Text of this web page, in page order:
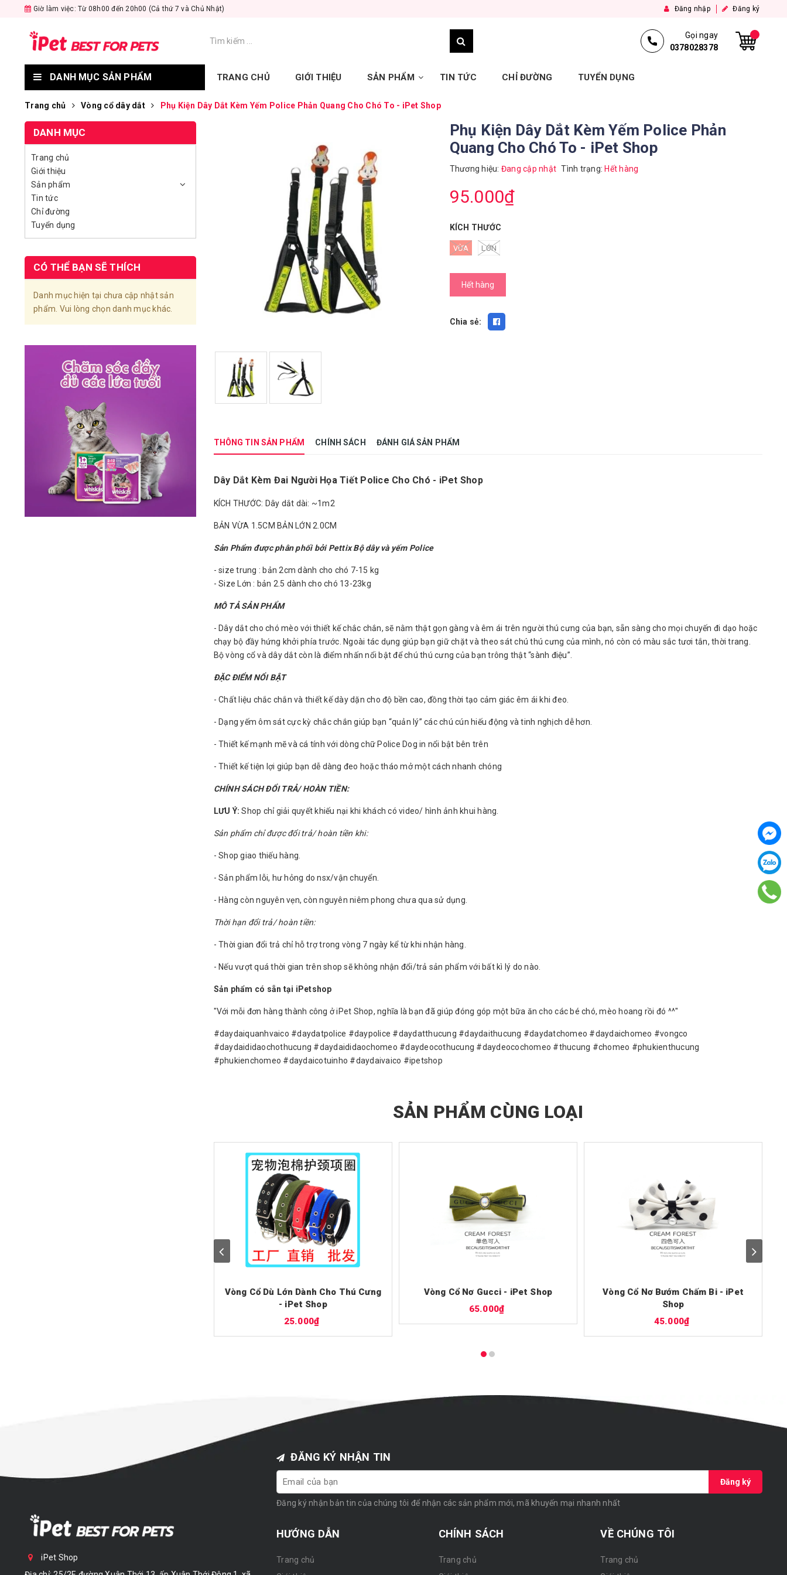
Giờ làm việc: Từ 08h00 đến 20h00 (Cả thứ 7 và Chủ Nhật) Đăng nhập Đăng ký
Gọi ngay
0378028378
DANH MỤC SẢN PHẨM TRANG CHỦ GIỚI THIỆU SẢN PHẨM TIN TỨC CHỈ ĐƯỜNG TUYỂN DỤNG
Trang chủ Vòng cổ dây dắt Phụ Kiện Dây Dắt Kèm Yếm Police Phản Quang Cho Chó To - iPet Shop
Phụ Kiện Dây Dắt Kèm Yếm Police Phản
Quang Cho Chó To - iPet Shop
Thương hiệu: Đang cập nhật Tình trạng: Hết hàng
95.000₫
KÍCH THƯỚC
VỪA LỚN
Hết hàng
Chia sẻ:
THÔNG TIN SẢN PHẨM CHÍNH SÁCH ĐÁNH GIÁ SẢN PHẨM
Dây Dắt Kèm Đai Người Họa Tiết Police Cho Chó - iPet Shop
KÍCH THƯỚC: Dây dắt dài: ~1m2
BẢN VỪA 1.5CM BẢN LỚN 2.0CM
Sản Phẩm được phân phối bởi Pettix Bộ dây và yếm Police
- size trung : bản 2cm dành cho chó 7-15 kg
- Size Lớn : bản 2.5 dành cho chó 13-23kg
MÔ TẢ SẢN PHẨM
- Dây dắt cho chó mèo với thiết kế chắc chắn, sẽ nằm thật gọn gàng và êm ái trên người thú cưng của bạn, sẵn sàng cho mọi chuyến đi dạo hoặc
chạy bộ đầy hứng khởi phía trước. Ngoài tác dụng giúp bạn giữ chặt và theo sát chú thú cưng của mình, nó còn có màu sắc tươi tắn, thời trang.
Bộ vòng cổ và dây dắt còn là điểm nhấn nổi bật để chú thú cưng của bạn trông thật “sành điệu”.
ĐẶC ĐIỂM NỔI BẬT
- Chất liệu chắc chắn và thiết kế dày dặn cho độ bền cao, đồng thời tạo cảm giác êm ái khi đeo.
- Dạng yếm ôm sát cực kỳ chắc chắn giúp bạn “quản lý” các chú cún hiếu động và tinh nghịch dễ hơn.
- Thiết kế mạnh mẽ và cá tính với dòng chữ Police Dog in nổi bật bên trên
- Thiết kế tiện lợi giúp bạn dễ dàng đeo hoặc tháo mở một cách nhanh chóng
CHÍNH SÁCH ĐỔI TRẢ/ HOÀN TIỀN:
LƯU Ý: Shop chỉ giải quyết khiếu nại khi khách có video/ hình ảnh khui hàng.
Sản phẩm chỉ được đổi trả/ hoàn tiền khi:
- Shop giao thiếu hàng.
- Sản phẩm lỗi, hư hỏng do nsx/vận chuyển.
- Hàng còn nguyên vẹn, còn nguyên niêm phong chưa qua sử dụng.
Thời hạn đổi trả/ hoàn tiền:
- Thời gian đổi trả chỉ hỗ trợ trong vòng 7 ngày kể từ khi nhận hàng.
- Nếu vượt quá thời gian trên shop sẽ không nhận đổi/trả sản phẩm với bất kì lý do nào.
Sản phẩm có sẵn tại iPetshop
"Với mỗi đơn hàng thành công ở iPet Shop, nghĩa là bạn đã giúp đóng góp một bữa ăn cho các bé chó, mèo hoang rồi đó ^^"
#daydaiquanhvaico #daydatpolice #daypolice #daydatthucung #daydaithucung #daydatchomeo #daydaichomeo #vongco
#daydaididaochothucung #daydaididaochomeo #daydeocothucung #daydeocochomeo #thucung #chomeo #phukienthucung
#phukienchomeo #daydaicotuinho #daydaivaico #ipetshop
SẢN PHẨM CÙNG LOẠI
Vòng Cổ Dù Lớn Dành Cho Thú Cưng
- iPet Shop
25.000₫
Vòng Cổ Nơ Gucci - iPet Shop
65.000₫
Vòng Cổ Nơ Bướm Chấm Bi - iPet
Shop
45.000₫
DANH MỤC
Trang chủ
Giới thiệu
Sản phẩm
Tin tức
Chỉ đường
Tuyển dụng
CÓ THỂ BẠN SẼ THÍCH
Danh mục hiện tại chưa cập nhật sản
phẩm. Vui lòng chọn danh mục khác.
iPet Shop
ĐĂNG KÝ NHẬN TIN
Đăng ký
Đăng ký nhận bản tin của chúng tôi để nhận các sản phẩm mới, mã khuyến mại nhanh nhất
HƯỚNG DẪN
Trang chủ
CHÍNH SÁCH
Trang chủ
VỀ CHÚNG TÔI
Trang chủ